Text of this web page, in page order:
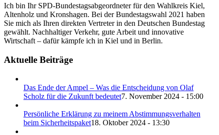
Ich bin Ihr SPD-Bundestagsabgeordneter für den Wahlkreis Kiel,
Altenholz und Kronshagen. Bei der Bundestagswahl 2021 haben
Sie mich als Ihren direkten Vertreter in den Deutschen Bundestag
gewählt. Nachhaltiger Verkehr, gute Arbeit und innovative
Wirtschaft – dafür kämpfe ich in Kiel und in Berlin.
Aktuelle Beiträge
Das Ende der Ampel – Was die Entscheidung von Olaf
Scholz für die Zukunft bedeutet7. November 2024 - 15:00
Persönliche Erklärung zu meinem Abstimmungsverhalten
beim Sicherheitspaket18. Oktober 2024 - 13:30